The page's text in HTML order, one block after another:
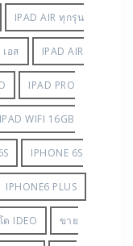
IPAD AIR ทุกรุ่น
อส IPAD AIR
IPAD PRO
IPAD WIFI 16GB
IPHONE 6S
IPHONE6 PLUS
IDEO ขาย